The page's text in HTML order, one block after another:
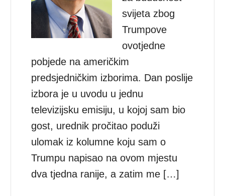
svijeta zbog
Trumpove
ovotjedne
pobjede na američkim
predsjedničkim izborima. Dan poslije
izbora je u uvodu u jednu
televizijsku emisiju, u kojoj sam bio
gost, urednik pročitao poduži
ulomak iz kolumne koju sam o
Trumpu napisao na ovom mjestu
dva tjedna ranije, a zatim me […]